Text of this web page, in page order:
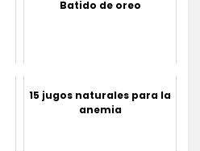
Batido de oreo
15 jugos naturales para la
anemia